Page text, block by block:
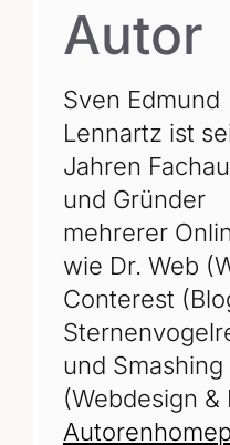
Autor
Sven Edmund
Lennartz ist
Jahren
und Gründer
mehrerer
wie Dr. Web
Conterest
und
(Webdesign